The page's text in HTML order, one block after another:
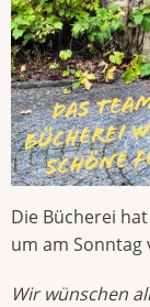
Die Bücherei
um am Sonntag
Wir wünschen